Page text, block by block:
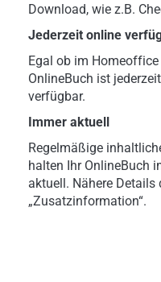
Download, wie z.B.
Jederzeit online
Egal ob im
OnlineBuch ist
verfügbar.
Immer aktuell
Regelmäßige
halten Ihr OnlineBuch
aktuell. Nähere
„Zusatzinformation“.